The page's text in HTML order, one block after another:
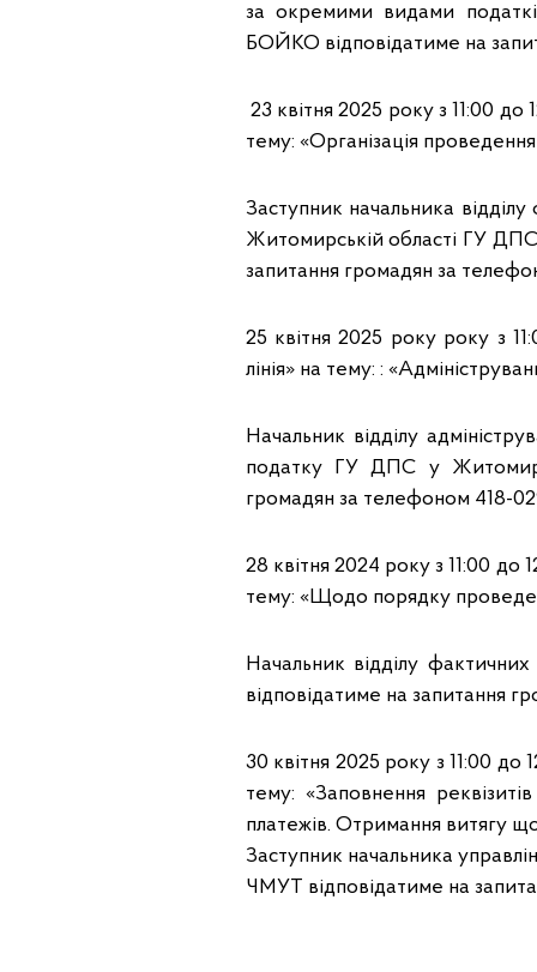
за окремими видами
БОЙКО відповідатиме на
23 квітня 2025 року з 11:00 до
тему: «Організація
Заступник начальника
Житомирській області ГУ
запитання громадян за
25 квітня 2025 року року з
лінія» на тему: :
Начальник відділу
податку ГУ ДПС у
громадян за телефоном 418-
28 квітня 2024 року з 11:00 до
тему: «Щодо порядку
Начальник відділу
відповідатиме на запитання
30 квітня 2025 року з 11:00 до
тему: «Заповнення
платежів. Отримання витягу
Заступник начальника
ЧМУТ відповідатиме на